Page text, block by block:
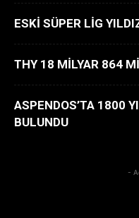
ESKİ SÜPER LİG
THY 18 MİLYAR 864
ASPENDOS’TA 1800
BULUNDU
-